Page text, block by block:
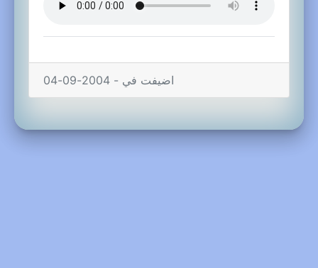
اضيفت في - 2004-09-04